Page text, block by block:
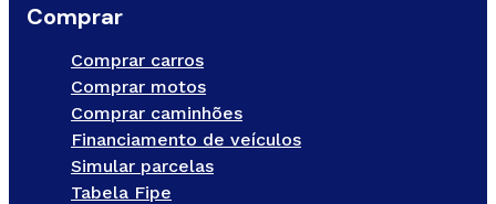
Comprar
Comprar carros
Comprar motos
Comprar caminhões
Financiamento de veículos
Simular parcelas
Tabela Fipe